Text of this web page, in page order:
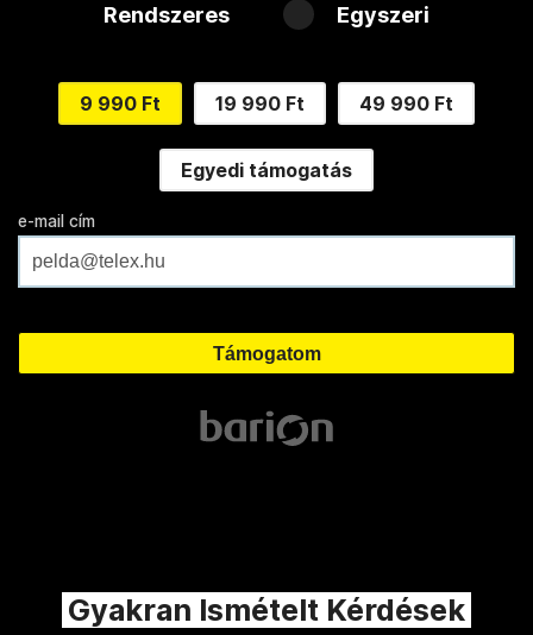
Rendszeres Egyszeri
9 990 Ft 19 990 Ft 49 990 Ft
Egyedi támogatás
e-mail cím
Gyakran Ismételt Kérdések